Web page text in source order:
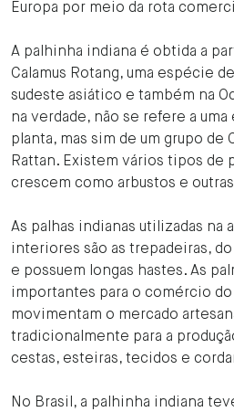
Europa por meio da rota
A palhinha indiana é obtida a
Calamus Rotang, uma espécie
sudeste asiático e também na
na verdade, não se refere a
planta, mas sim de um grupo de
Rattan. Existem vários tipos de
crescem como arbustos e
As palhas indianas utilizadas na
interiores são as trepadeiras,
e possuem longas hastes. As
importantes para o comércio
movimentam o mercado
tradicionalmente para a
cestas, esteiras, tecidos e
No Brasil, a palhinha indiana